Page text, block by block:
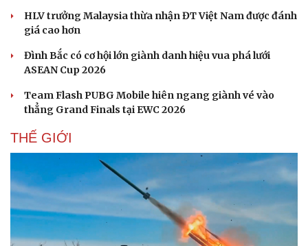
HLV trưởng Malaysia thừa nhận ĐT Việt Nam được đánh
giá cao hơn
Đình Bắc có cơ hội lớn giành danh hiệu vua phá lưới
ASEAN Cup 2026
Team Flash PUBG Mobile hiên ngang giành vé vào
thẳng Grand Finals tại EWC 2026
THẾ GIỚI